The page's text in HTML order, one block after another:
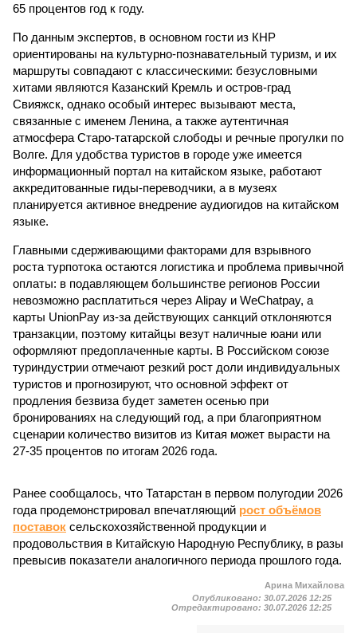
65 процентов год к году.
По данным экспертов, в основном гости из КНР
ориентированы на культурно-познавательный туризм, и их
маршруты совпадают с классическими: безусловными
хитами являются Казанский Кремль и остров-град
Свияжск, однако особый интерес вызывают места,
связанные с именем Ленина, а также аутентичная
атмосфера Старо-татарской слободы и речные прогулки по
Волге. Для удобства туристов в городе уже имеется
информационный портал на китайском языке, работают
аккредитованные гиды-переводчики, а в музеях
планируется активное внедрение аудиогидов на китайском
языке.
Главными сдерживающими факторами для взрывного
роста турпотока остаются логистика и проблема привычной
оплаты: в подавляющем большинстве регионов России
невозможно расплатиться через Alipay и WeChatpay, а
карты UnionPay из-за действующих санкций отклоняются
транзакции, поэтому китайцы везут наличные юани или
оформляют предоплаченные карты. В Российском союзе
туриндустрии отмечают резкий рост доли индивидуальных
туристов и прогнозируют, что основной эффект от
продления безвиза будет заметен осенью при
бронированиях на следующий год, а при благоприятном
сценарии количество визитов из Китая может вырасти на
27-35 процентов по итогам 2026 года.
Ранее сообщалось, что Татарстан в первом полугодии 2026
года продемонстрировал впечатляющий рост объёмов
поставок сельскохозяйственной продукции и
продовольствия в Китайскую Народную Республику, в разы
превысив показатели аналогичного периода прошлого года.
Арина Михайлова
Опубликовано: 30.07.2026 12:25
Отредактировано: 30.07.2026 12:25